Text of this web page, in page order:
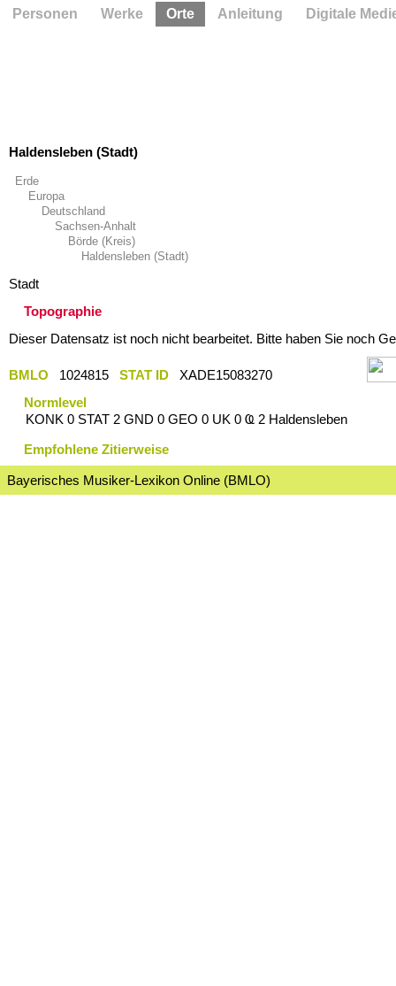
Haldensleben (Stadt)
Erde
Europa
Deutschland
Sachsen-Anhalt
Börde (Kreis)
Haldensleben (Stadt)
Stadt
Topographie
Dieser Datensatz ist noch nicht bearbeitet. Bitte haben Sie noch
BMLO 1024815 STAT ID
XADE15083270
Normlevel
KONK 0 STAT 2 GND 0 GEO 0 UK 0 Ҩ 2 Haldensleben
Empfohlene Zitierweise
Bayerisches Musiker-Lexikon Online (BMLO)
Personen Werke Orte Anleitung Digitale